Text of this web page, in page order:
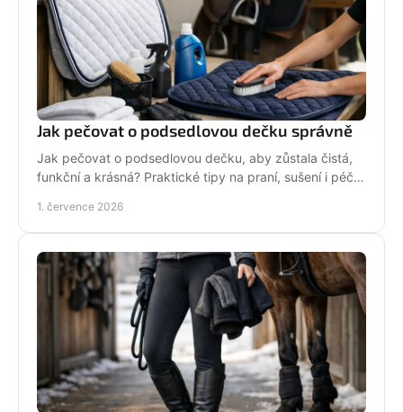
Jak pečovat o podsedlovou dečku správně
Jak pečovat o podsedlovou dečku, aby zůstala čistá,
funkční a krásná? Praktické tipy na praní, sušení i péči
1. července 2026